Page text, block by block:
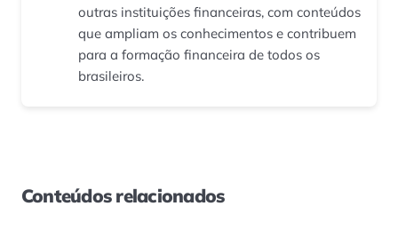
outras instituições financeiras, com conteúdos
que ampliam os conhecimentos e contribuem
para a formação financeira de todos os
brasileiros.
Conteúdos relacionados